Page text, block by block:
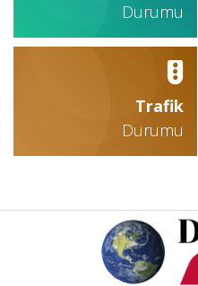
Durumu
Trafik
Durumu